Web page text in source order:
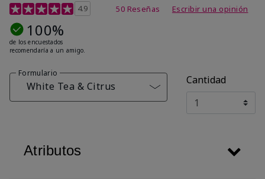
Calificación de clientes de 4,7 de 5
4.9 50 Reseñas Escribir una opinión
100%
de los encuestados
recomendaría a un amigo.
Formulario
White Tea & Citrus Cantidad
Atributos